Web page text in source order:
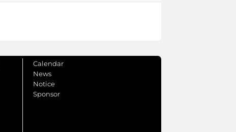
Calendar
News
Notice
Sponsor